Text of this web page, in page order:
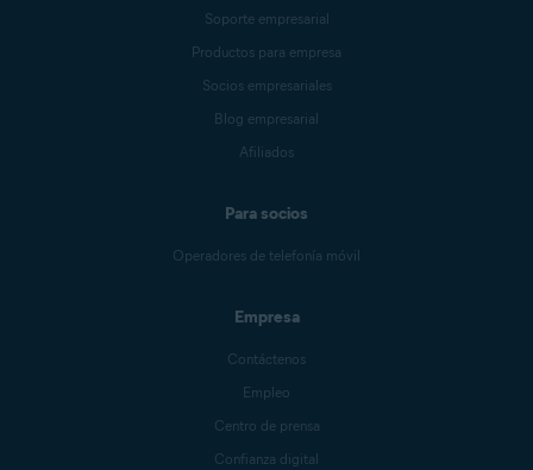
Soporte empresarial
Productos para empresa
Socios empresariales
Blog empresarial
Afiliados
Para socios
Operadores de telefonía móvil
Empresa
Contáctenos
Empleo
Centro de prensa
Confianza digital